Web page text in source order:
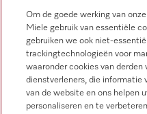
Om de goede werking van
Miele gebruik van essentiële
gebruiken we ook niet-
trackingtechnologieën voor
waaronder cookies van derden
dienstverleners, die informatie
van de website en ons helpen
personaliseren en te